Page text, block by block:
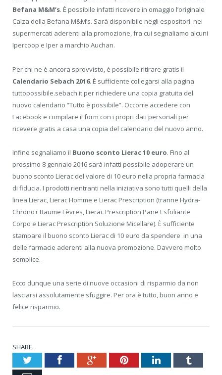
Befana M&M’s. È possibile infatti ricevere in omaggio l’originale
Calza della Befana M&M’s. Sarà disponibile negli espositori nei
supermercati aderenti alla promozione, fra cui segnaliamo alcuni
Ipercoop e Iper a marchio Auchan.
Per chi ne è ancora sprovvisto, è possibile ritirare gratis il
Calendario Sebach 2016. È sufficiente collegarsi alla pagina
tuttopossibile.sebach.it per richiedere una copia gratuita del
nuovo calendario “Tutto è possibile”. Occorre accedere con
Facebook e compilare il form con i propri dati personali per
ricevere gratis a casa una copia del calendario del nuovo anno.
Infine segnaliamo il Buono sconto Lierac 10 euro. Fino al
prossimo 8 gennaio 2016 sarà infatti possibile adoperare un
buono sconto Lierac del valore di 10 euro nella propria farmacia
di fiducia. I prodotti rientranti nella iniziativa sono tutti quelli della
linea Lierac, Lierac Homme e Lierac Prescription (tranne Hydra-
Chrono+ Baume Lèvres, Lierac Prescription Pane Esfoliante
Corpo e Lierac Prescription Soluzione Micellare). È sufficiente
stampare il buono sconto Lierac di 10 euro da spendere in una
delle farmacie aderenti alla nuova promozione. Davvero molto
semplice.
Ecco dunque una serie di nuove occasioni di risparmio da non
lasciarsi assolutamente sfuggire. Per ora è tutto, buon anno e
felice risparmio.
SHARE.
TwitterFacebookGoogle+PinterestLinkedInTumblr